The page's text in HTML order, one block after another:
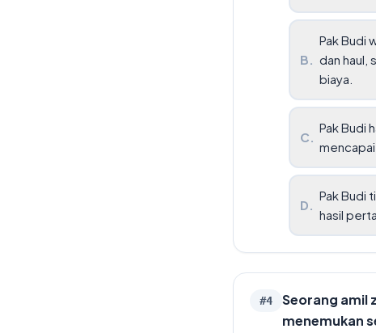
B.
Pak Budi
dan haul,
biaya.
C.
Pak Budi
D.
Pak Budi
hasil
#4
Seorang amil
menemukan